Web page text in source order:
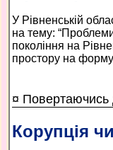
У Рівненській
на тему:
покоління на
простору на
¤ Повертаючись
Корупція